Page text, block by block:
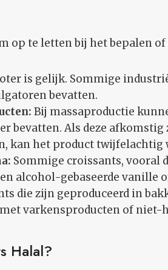
op te letten bij het bepalen
is gelijk. Sommige
bevatten.
Bij massaproductie
bevatten. Als deze
kan het product twijfelachtig
Sommige croissants, vooral
alcohol-gebaseerde vanille
die zijn geproduceerd in
varkensproducten of niet-
Halal?